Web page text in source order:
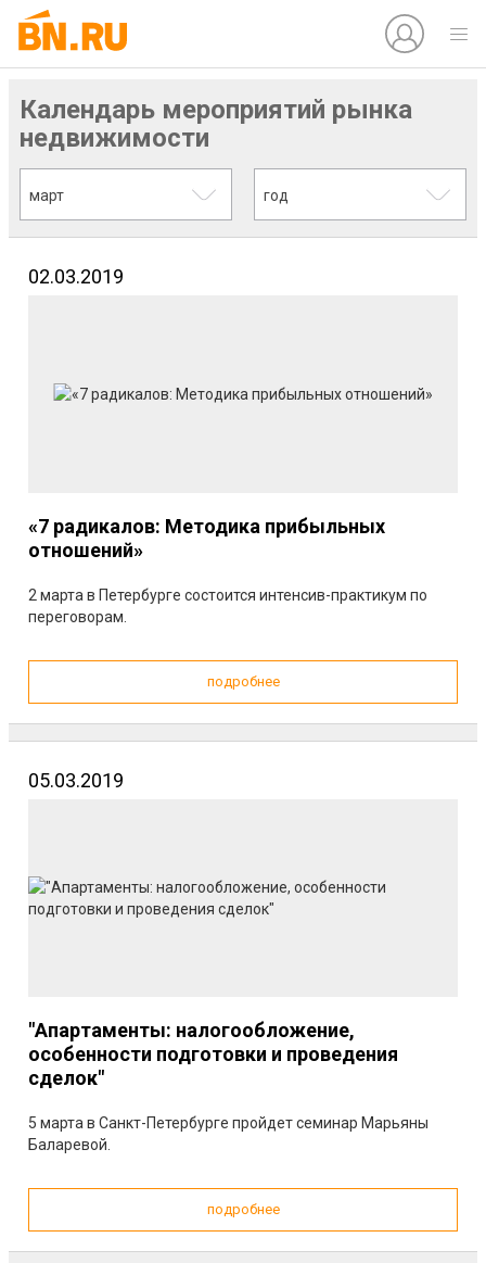
Календарь мероприятий рынка
недвижимости
март год
02.03.2019
«7 радикалов: Методика прибыльных
отношений»
2 марта в Петербурге состоится интенсив-практикум по
переговорам.
подробнее
05.03.2019
"Апартаменты: налогообложение,
особенности подготовки и проведения
сделок"
5 марта в Санкт-Петербурге пройдет семинар Марьяны
Баларевой.
подробнее